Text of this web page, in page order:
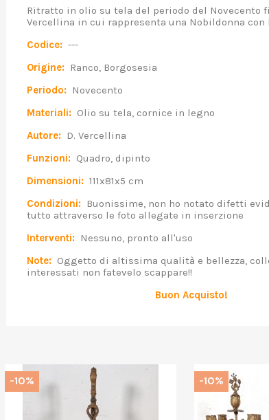
Ritratto in olio su tela del periodo del Novecento
Vercellina in cui rappresenta una Nobildonna con
Codice: ---
Origine: Ranco, Borgosesia
Periodo: Novecento
Materiali: Olio su tela, cornice in legno
Autore: D. Vercellina
Funzioni: Quadro, dipinto
Dimensioni: 111x81x5 cm
Condizioni: Buonissime, non ho notato difetti
tutto attraverso le foto allegate in inserzione
Interventi: Nessuno, pronto all'uso
Note: Oggetto di altissima qualità e bellezza,
interessati non fatevelo scappare!!
Buon Acquisto!
-10% -10%